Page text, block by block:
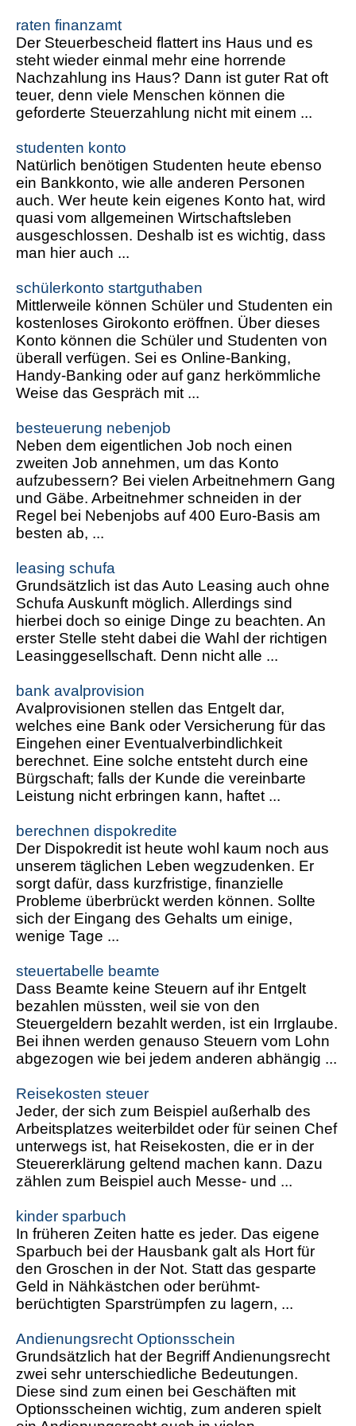
raten finanzamt
Der Steuerbescheid flattert ins Haus und es
steht wieder einmal mehr eine horrende
Nachzahlung ins Haus? Dann ist guter Rat oft
teuer, denn viele Menschen können die
geforderte Steuerzahlung nicht mit einem ...
studenten konto
Natürlich benötigen Studenten heute ebenso
ein Bankkonto, wie alle anderen Personen
auch. Wer heute kein eigenes Konto hat, wird
quasi vom allgemeinen Wirtschaftsleben
ausgeschlossen. Deshalb ist es wichtig, dass
man hier auch ...
schülerkonto startguthaben
Mittlerweile können Schüler und Studenten ein
kostenloses Girokonto eröffnen. Über dieses
Konto können die Schüler und Studenten von
überall verfügen. Sei es Online-Banking,
Handy-Banking oder auf ganz herkömmliche
Weise das Gespräch mit ...
besteuerung nebenjob
Neben dem eigentlichen Job noch einen
zweiten Job annehmen, um das Konto
aufzubessern? Bei vielen Arbeitnehmern Gang
und Gäbe. Arbeitnehmer schneiden in der
Regel bei Nebenjobs auf 400 Euro-Basis am
besten ab, ...
leasing schufa
Grundsätzlich ist das Auto Leasing auch ohne
Schufa Auskunft möglich. Allerdings sind
hierbei doch so einige Dinge zu beachten. An
erster Stelle steht dabei die Wahl der richtigen
Leasinggesellschaft. Denn nicht alle ...
bank avalprovision
Avalprovisionen stellen das Entgelt dar,
welches eine Bank oder Versicherung für das
Eingehen einer Eventualverbindlichkeit
berechnet. Eine solche entsteht durch eine
Bürgschaft; falls der Kunde die vereinbarte
Leistung nicht erbringen kann, haftet ...
berechnen dispokredite
Der Dispokredit ist heute wohl kaum noch aus
unserem täglichen Leben wegzudenken. Er
sorgt dafür, dass kurzfristige, finanzielle
Probleme überbrückt werden können. Sollte
sich der Eingang des Gehalts um einige,
wenige Tage ...
steuertabelle beamte
Dass Beamte keine Steuern auf ihr Entgelt
bezahlen müssten, weil sie von den
Steuergeldern bezahlt werden, ist ein Irrglaube.
Bei ihnen werden genauso Steuern vom Lohn
abgezogen wie bei jedem anderen abhängig ...
Reisekosten steuer
Jeder, der sich zum Beispiel außerhalb des
Arbeitsplatzes weiterbildet oder für seinen Chef
unterwegs ist, hat Reisekosten, die er in der
Steuererklärung geltend machen kann. Dazu
zählen zum Beispiel auch Messe- und ...
kinder sparbuch
In früheren Zeiten hatte es jeder. Das eigene
Sparbuch bei der Hausbank galt als Hort für
den Groschen in der Not. Statt das gesparte
Geld in Nähkästchen oder berühmt-
berüchtigten Sparstrümpfen zu lagern, ...
Andienungsrecht Optionsschein
Grundsätzlich hat der Begriff Andienungsrecht
zwei sehr unterschiedliche Bedeutungen.
Diese sind zum einen bei Geschäften mit
Optionsscheinen wichtig, zum anderen spielt